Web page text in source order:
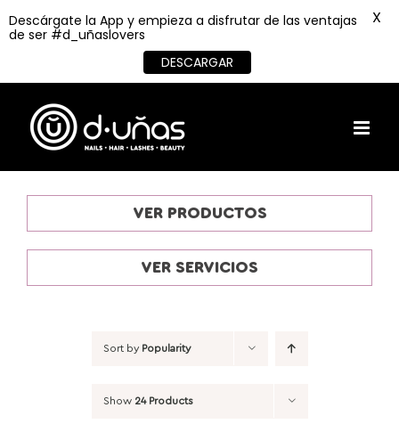
content
VER PRODUCTOS
VER SERVICIOS
Sort by Popularity
Show 24 Products
Descárgate la App y empieza a disfrutar de las ventajas
de ser #d_uñaslovers
DESCARGAR
X